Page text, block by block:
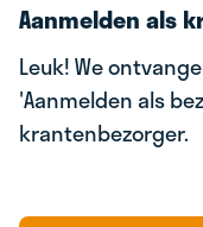
Aanmelden als
Leuk! We
'Aanmelden als
krantenbezorger.